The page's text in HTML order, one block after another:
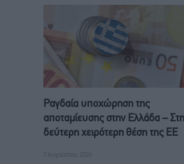
Ραγδαία υποχώρηση της
αποταμίευσης στην Ελλάδα – Στη
δεύτερη χειρότερη θέση της ΕΕ
7 Αυγούστου, 2026